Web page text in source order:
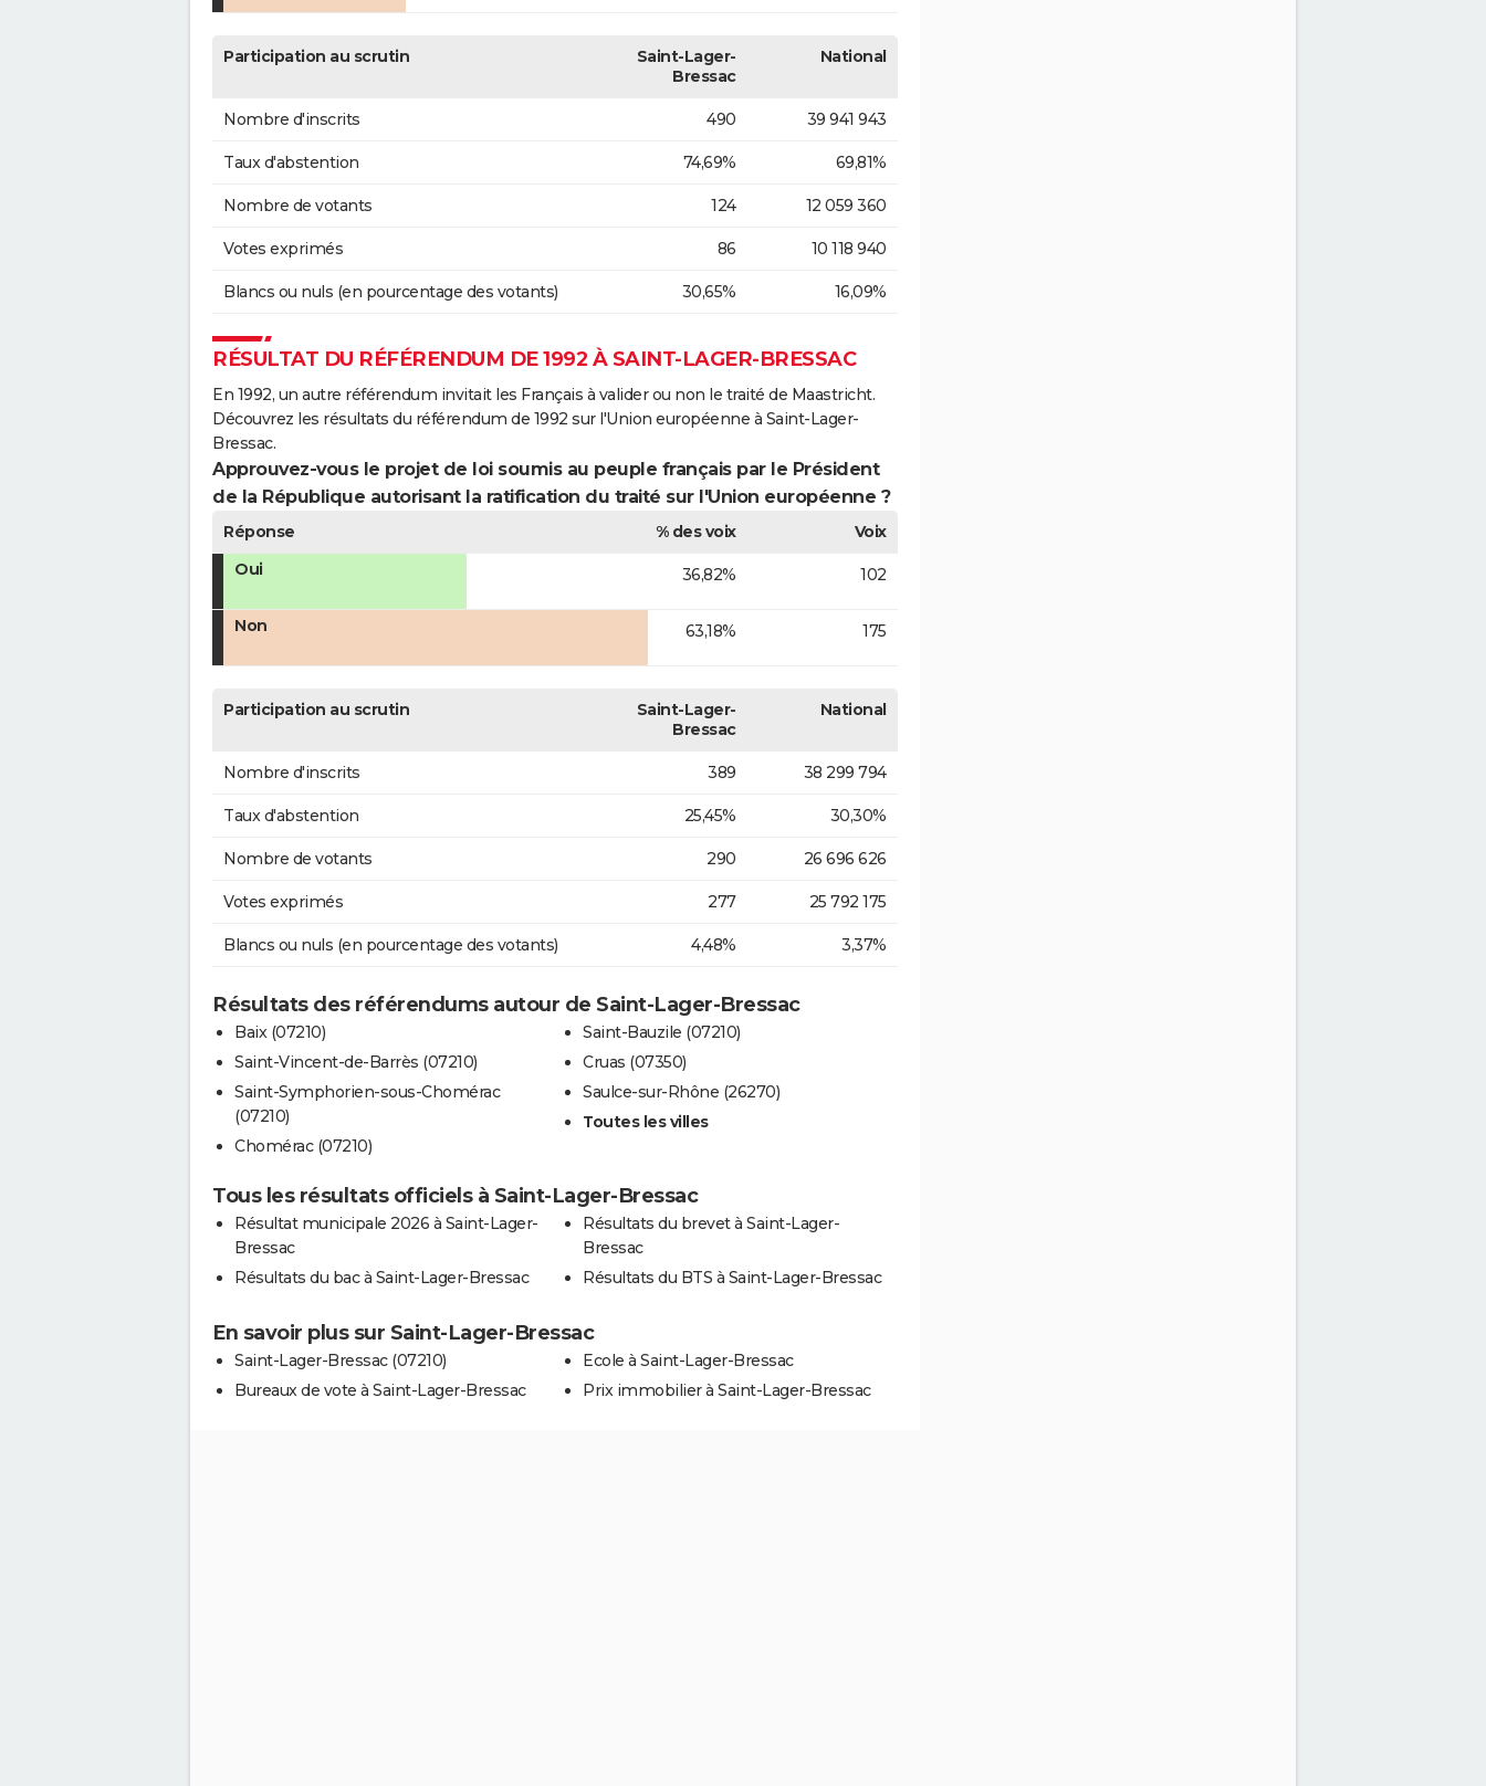
Participation au scrutin
Saint-Lager-
Bressac
National
Nombre d'inscrits 490 39 941 943
Taux d'abstention 74,69% 69,81%
Nombre de votants 124 12 059 360
Votes exprimés 86 10 118 940
Blancs ou nuls (en pourcentage des votants) 30,65% 16,09%
RÉSULTAT DU RÉFÉRENDUM DE 1992 À SAINT-LAGER-BRESSAC
En 1992, un autre référendum invitait les Français à valider ou non le traité de Maastricht.
Découvrez les résultats du référendum de 1992 sur l'Union européenne à Saint-Lager-
Bressac.
Approuvez-vous le projet de loi soumis au peuple français par le Président
de la République autorisant la ratification du traité sur l'Union européenne ?
Réponse % des voix
Voix
Oui
36,82% 102
Non 63,18% 175
Participation au scrutin
Saint-Lager-
Bressac
National
Nombre d'inscrits 389 38 299 794
Taux d'abstention 25,45% 30,30%
Nombre de votants 290 26 696 626
Votes exprimés 277 25 792 175
Blancs ou nuls (en pourcentage des votants) 4,48% 3,37%
Résultats des référendums autour de Saint-Lager-Bressac
Baix (07210)
Saint-Vincent-de-Barrès (07210)
Saint-Symphorien-sous-Chomérac
(07210)
Chomérac (07210)
Saint-Bauzile (07210)
Cruas (07350)
Saulce-sur-Rhône (26270)
Toutes les villes
Tous les résultats officiels à Saint-Lager-Bressac
Résultat municipale 2026 à Saint-Lager-
Bressac
Résultats du bac à Saint-Lager-Bressac
Résultats du brevet à Saint-Lager-
Bressac
Résultats du BTS à Saint-Lager-Bressac
En savoir plus sur Saint-Lager-Bressac
Saint-Lager-Bressac (07210)
Bureaux de vote à Saint-Lager-Bressac
Ecole à Saint-Lager-Bressac
Prix immobilier à Saint-Lager-Bressac